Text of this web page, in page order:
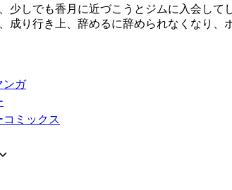
少しでも香月に近づこうとジムに入会し
成り行き上、辞めるに辞められなくなり
ンガ
ミックス